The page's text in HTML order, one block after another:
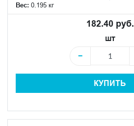
Вес: 0.195 кг
182.40 руб.
шт
−
КУПИТЬ